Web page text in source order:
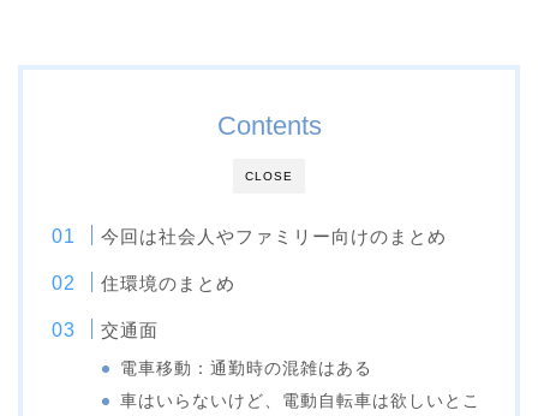
CLOSE
Contents
今回は社会人やファミリー向けのまとめ
住環境のまとめ
交通面
電車移動：通勤時の混雑はある
車はいらないけど、電動自転車は欲しいとこ